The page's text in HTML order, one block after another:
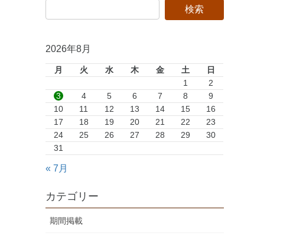
2026年8月
月 火 水 木 金 土
日
1
2
3
4 5 6 7 8
9
10
11 12 13 14 15
16
17
18 19 20 21 22
23
24
25 26 27 28 29
30
31
« 7月
カテゴリー
期間掲載